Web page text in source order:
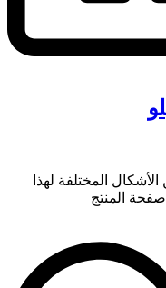
المختلفة لهذا
صفحة المنتج